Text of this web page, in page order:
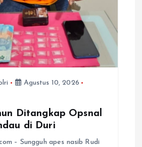
Agustus 10, 2026
Ditangkap Opsnal
di Duri
– Sungguh apes nasib Rudi